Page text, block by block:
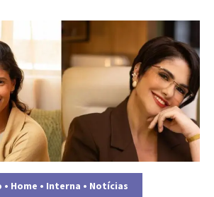
• Home • Interna • Notícias